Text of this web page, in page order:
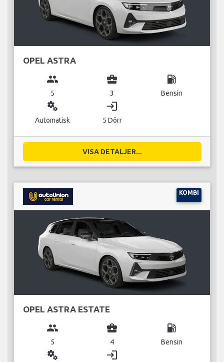
OPEL ASTRA
group
5
business_center
3
local_gas_station
Bensin
miscellaneous_services
Automatisk
login
5 Dörr
VISA DETALJER...
KOMBI
OPEL ASTRA ESTATE
group
5
business_center
4
local_gas_station
Bensin
miscellaneous_services login